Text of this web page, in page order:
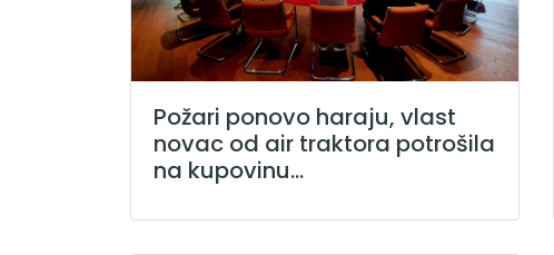
Požari ponovo haraju, vlast
novac od air traktora potrošila
na kupovinu...